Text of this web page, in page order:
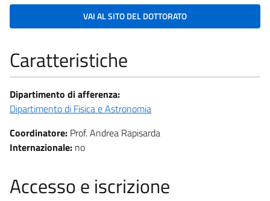
VAI AL SITO DEL DOTTORATO
Caratteristiche
Dipartimento di afferenza:
Dipartimento di Fisica e Astronomia
Coordinatore: Prof. Andrea Rapisarda
Internazionale: no
Accesso e iscrizione